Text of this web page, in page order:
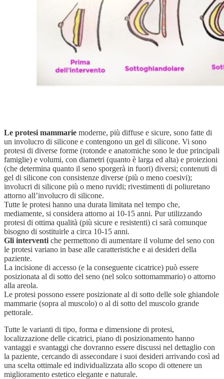
Le protesi mammarie moderne, più diffuse e sicure, sono fatte di
un involucro di silicone e contengono un gel di silicone. Vi sono
protesi di diverse forme (rotonde e anatomiche sono le due principali
famiglie) e volumi, con diametri (quanto è larga ed alta) e proiezioni
(che determina quanto il seno sporgerà in fuori) diversi; contenuti di
gel di silicone con consistenze diverse (più o meno coesivi);
involucri di silicone più o meno ruvidi; rivestimenti di poliuretano
attorno all’involucro di silicone.
Tutte le protesi hanno una durata limitata nel tempo che,
mediamente, si considera attorno ai 10-15 anni. Pur utilizzando
protesi di ottima qualità (più sicure e resistenti) ci sarà comunque
bisogno di sostituirle a circa 10-15 anni.
Gli interventi che permettono di aumentare il volume del seno con
le protesi variano in base alle caratteristiche e ai desideri della
paziente.
La incisione di accesso (e la conseguente cicatrice) può essere
posizionata al di sotto del seno (nel solco sottomammario) o attorno
alla areola.
Le protesi possono essere posizionate al di sotto delle sole ghiandole
mammarie (sopra al muscolo) o al di sotto del muscolo grande
pettorale.
Tutte le varianti di tipo, forma e dimensione di protesi,
localizzazione delle cicatrici, piano di posizionamento hanno
vantaggi e svantaggi che dovranno essere discussi nel dettaglio con
la paziente, cercando di assecondare i suoi desideri arrivando così ad
una scelta ottimale ed individualizzata allo scopo di ottenere un
miglioramento estetico elegante e naturale.